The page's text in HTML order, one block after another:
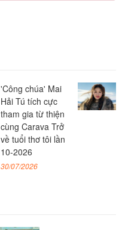
'Công chúa' Mai
Hải Tú tích cực
tham gia từ thiện
cùng Carava Trở
về tuổi thơ tôi lần
10-2026
30/07/2026